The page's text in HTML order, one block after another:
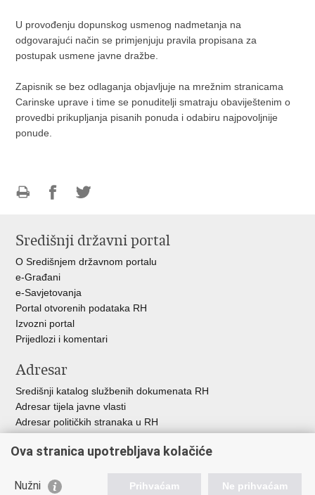
U provođenju dopunskog usmenog nadmetanja na
odgovarajući način se primjenjuju pravila propisana za
postupak usmene javne dražbe.
Zapisnik se bez odlaganja objavljuje na mrežnim stranicama
Carinske uprave i time se ponuditelji smatraju obaviještenim o
provedbi prikupljanja pisanih ponuda i odabiru najpovoljnije
ponude.
FacebookuTwitteru
Središnji državni portal
O Središnjem državnom portalu
e-Građani
e-Savjetovanja
Portal otvorenih podataka RH
Izvozni portal
Prijedlozi i komentari
Adresar
Središnji katalog službenih dokumenata RH
Adresar tijela javne vlasti
Adresar političkih stranaka u RH
Besplatni telefoni javne uprave
Ova stranica upotrebljava kolačiće
Nužni Prihvaćam Ne prihvaćam